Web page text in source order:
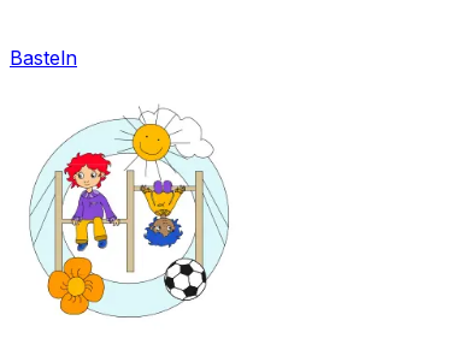
Basteln